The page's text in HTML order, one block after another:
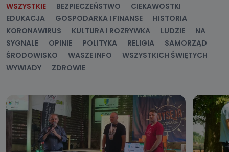
WSZYSTKIE BEZPIECZEŃSTWO
CIEKAWOSTKI
EDUKACJA
GOSPODARKA I FINANSE
HISTORIA
KORONAWIRUS
KULTURA I ROZRYWKA LUDZIE
NA
SYGNALE
OPINIE POLITYKA RELIGIA
SAMORZĄD
ŚRODOWISKO
WASZE INFO
WSZYSTKICH ŚWIĘTYCH
WYWIADY
ZDROWIE